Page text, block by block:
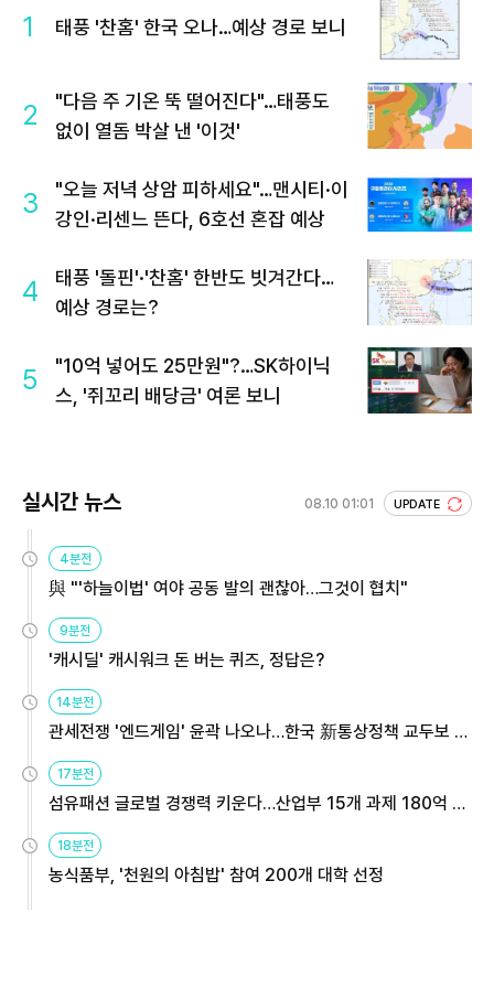
1 태풍 '찬홈' 한국 오나…예상 경로 보니
2
"다음 주 기온 뚝 떨어진다"…태풍도
없이 열돔 박살 낸 '이것'
3
"오늘 저녁 상암 피하세요"…맨시티·이
강인·리센느 뜬다, 6호선 혼잡 예상
4
태풍 '돌핀'·'찬홈' 한반도 빗겨간다…
예상 경로는?
5
"10억 넣어도 25만원"?…SK하이닉
스, '쥐꼬리 배당금' 여론 보니
실시간 뉴스 08.10 01:01 UPDATE
4분전
與 "'하늘이법' 여야 공동 발의 괜찮아…그것이 협치"
9분전
'캐시딜' 캐시워크 돈 버는 퀴즈, 정답은?
14분전
관세전쟁 '엔드게임' 윤곽 나오나…한국 新통상정책 교두보 활
17분전
섬유패션 글로벌 경쟁력 키운다…산업부 15개 과제 180억 지
18분전
농식품부, '천원의 아침밥' 참여 200개 대학 선정